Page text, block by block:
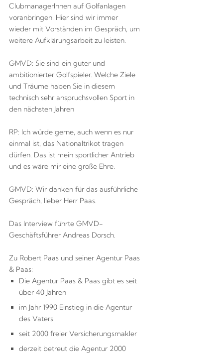
ClubmanagerInnen auf Golfanlagen
voranbringen. Hier sind wir immer
wieder mit Vorständen im Gespräch, um
weitere Aufklärungsarbeit zu leisten.
GMVD: Sie sind ein guter und
ambitionierter Golfspieler. Welche Ziele
und Träume haben Sie in diesem
technisch sehr anspruchsvollen Sport in
den nächsten Jahren
RP: Ich würde gerne, auch wenn es nur
einmal ist, das Nationaltrikot tragen
dürfen. Das ist mein sportlicher Antrieb
und es wäre mir eine große Ehre.
GMVD: Wir danken für das ausführliche
Gespräch, lieber Herr Paas.
Das Interview führte GMVD-
Geschäftsführer Andreas Dorsch.
Zu Robert Paas und seiner Agentur Paas
& Paas:
Die Agentur Paas & Paas gibt es seit
über 40 Jahren
im Jahr 1990 Einstieg in die Agentur
des Vaters
seit 2000 freier Versicherungsmakler
derzeit betreut die Agentur 2000